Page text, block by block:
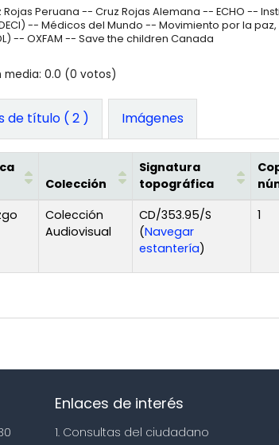
Rojas Peruana -- Cruz Rojas Alemana -- ECHO --
-- Médicos del Mundo -- Movimiento por la paz,
-- OXFAM -- Save the children Canada
media: 0.0 (0 votos)
de título ( 2 ) Imágenes
Colección
Signatura
topográfica
Colección
Audiovisual
CD/353.95/S
(Navegar
estantería(Abre debajo)
)
1
Enlaces de interés
1. Consultas del ciudadano